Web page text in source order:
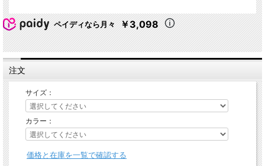
★ 関連シリーズを全て見る
ペイディなら月々 ￥3,098
注文
サイズ：
カラー：
価格と在庫を一覧で確認する